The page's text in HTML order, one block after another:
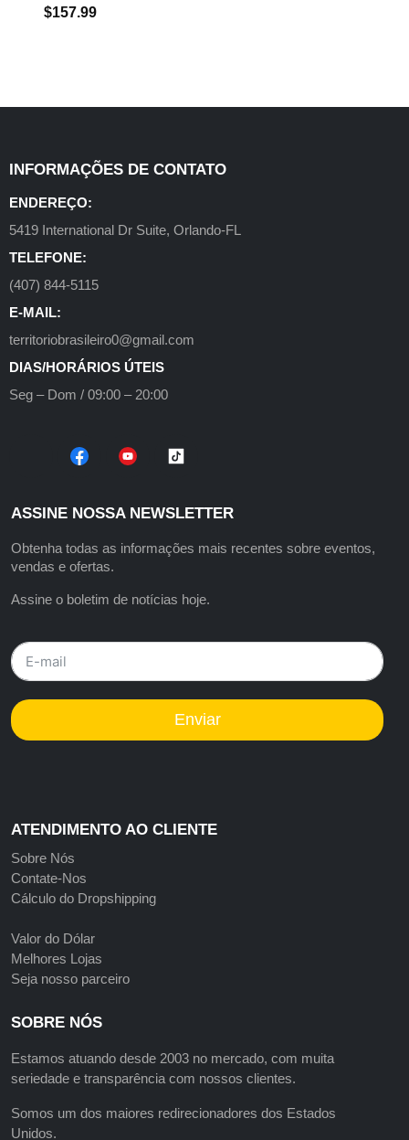
$157.99
INFORMAÇÕES DE CONTATO
ENDEREÇO:
5419 International Dr Suite, Orlando-FL
TELEFONE:
(407) 844-5115
E-MAIL:
territoriobrasileiro0@gmail.com
DIAS/HORÁRIOS ÚTEIS
Seg – Dom / 09:00 – 20:00
ASSINE NOSSA NEWSLETTER
Obtenha todas as informações mais recentes sobre eventos,
vendas e ofertas.
Assine o boletim de notícias hoje.
Enviar
ATENDIMENTO AO CLIENTE
Sobre Nós
Contate-Nos
Cálculo do Dropshipping
Valor do Dólar
Melhores Lojas
Seja nosso parceiro
SOBRE NÓS
Estamos atuando desde 2003 no mercado, com muita
seriedade e transparência com nossos clientes.
Somos um dos maiores redirecionadores dos Estados
Unidos.